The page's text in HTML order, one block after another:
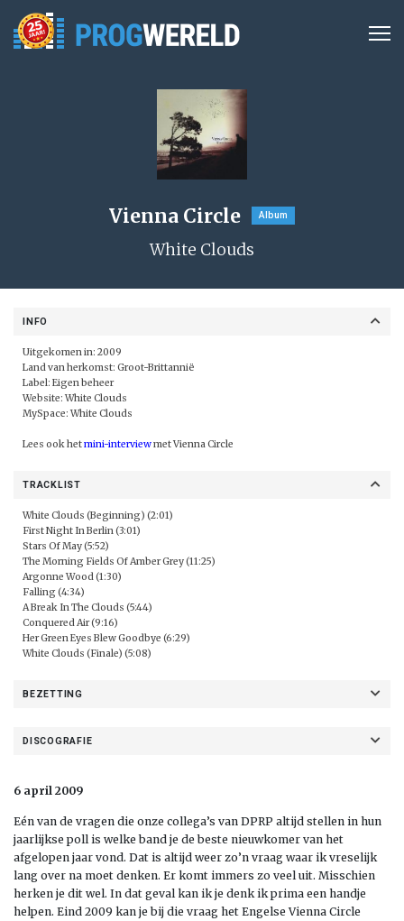
Vienna Circle Album
White Clouds
INFO
Uitgekomen in: 2009
Land van herkomst: Groot-Brittannië
Label: Eigen beheer
Website: White Clouds
MySpace: White Clouds
Lees ook hetmini-interviewmet Vienna Circle
TRACKLIST
White Clouds (Beginning) (2:01)
First Night In Berlin (3:01)
Stars Of May (5:52)
The Morning Fields Of Amber Grey (11:25)
Argonne Wood (1:30)
Falling (4:34)
A Break In The Clouds (5:44)
Conquered Air (9:16)
Her Green Eyes Blew Goodbye (6:29)
White Clouds (Finale) (5:08)
BEZETTING
DISCOGRAFIE
6 april 2009
Eén van de vragen die onze collega’s van DPRP altijd stellen in hun
jaarlijkse poll is welke band je de beste nieuwkomer van het
afgelopen jaar vond. Dat is altijd weer zo’n vraag waar ik vreselijk
lang over na moet denken. Er komt immers zo veel uit. Misschien
herken je dit wel. In dat geval kan ik je denk ik prima een handje
helpen. Eind 2009 kan je bij die vraag het Engelse Vienna Circle